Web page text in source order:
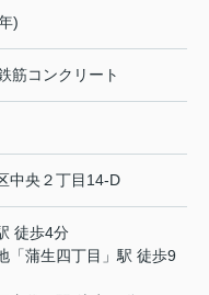
)
筋コンクリート
中央 ２丁目14-D
徒歩4分
「蒲生四丁目 」駅 徒歩9